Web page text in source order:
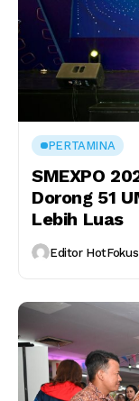
PERTAMINA
SMEXPO
Dorong 51
Lebih Luas
Editor HotFokus